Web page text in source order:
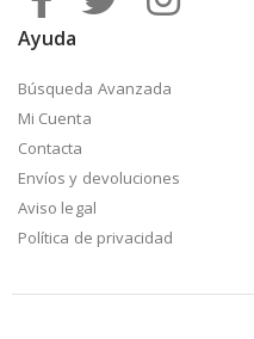
Ayuda
Búsqueda Avanzada
Mi Cuenta
Contacta
Envíos y devoluciones
Aviso legal
Política de privacidad